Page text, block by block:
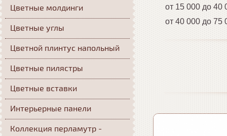
от 15 000 до 40
от 40 000 до 75
Цветные молдинги
Цветные углы
Цветной плинтус напольный
Цветные пилястры
Цветные вставки
Интерьерные панели
Коллекция перламутр -